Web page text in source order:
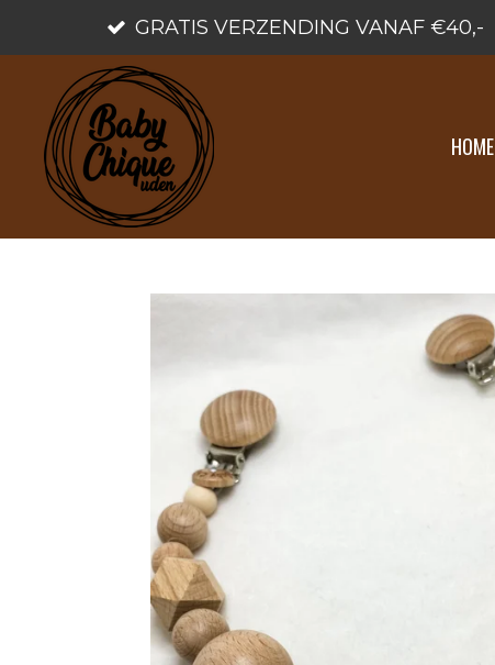
hoofdinhoud
GRATIS VERZENDING VANAF €40,-
HOME